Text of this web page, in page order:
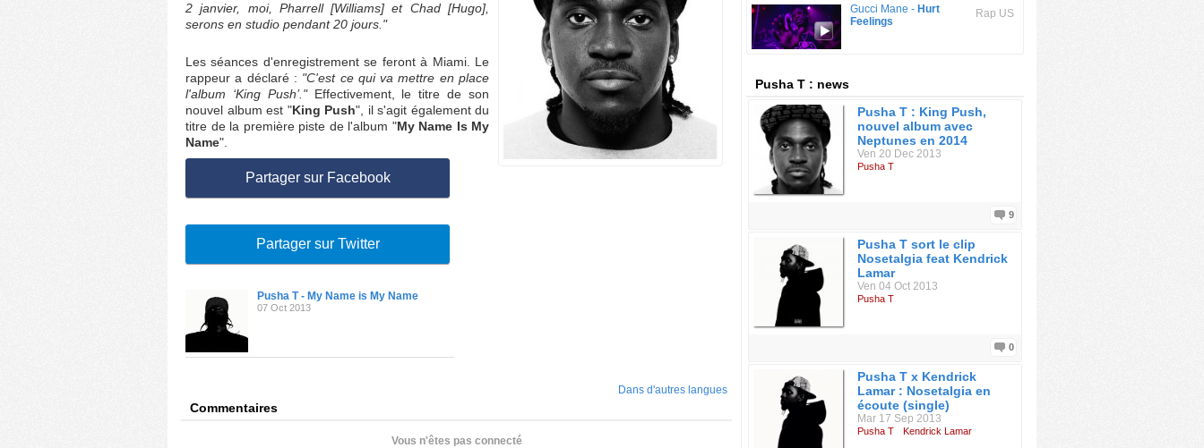
2 janvier, moi, Pharrell [Williams] et Chad [Hugo],
serons en studio pendant 20 jours."
Les séances d'enregistrement se feront à Miami. Le
rappeur a déclaré : "C'est ce qui va mettre en place
l'album ‘King Push’."Effectivement, le titre de son
nouvel album est "King Push", il s'agit également du
titre de la première piste de l'album "My Name Is My
Name".
Partager sur Facebook
Partager sur Twitter
Pusha T - My Name is My Name
07 Oct 2013
Dans d'autres langues
Commentaires
Vous n'êtes pas connecté
Rap US
Gucci Mane - Hurt
Feelings
Pusha T : news
Pusha T : King Push,
nouvel album avec
Neptunes en 2014
Ven 20 Dec 2013
Pusha T
9
Pusha T sort le clip
Nosetalgia feat Kendrick
Lamar
Ven 04 Oct 2013
Pusha T
0
Pusha T x Kendrick
Lamar : Nosetalgia en
écoute (single)
Mar 17 Sep 2013
Pusha T Kendrick Lamar